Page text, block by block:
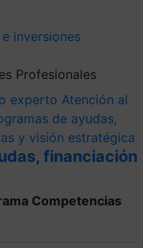
inversiones
Profesionales
experto Atención al
de ayudas,
y visión estratégica
financiación
Competencias